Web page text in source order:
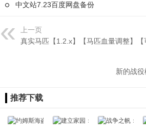
中文站7.23百度网盘备份
上一页
真实马匹【1.2.x】【马匹血量调整】【
新的战役
推荐下载